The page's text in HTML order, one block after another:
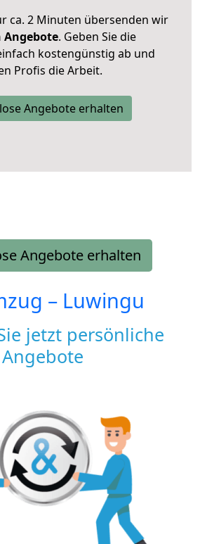
ca. 2 Minuten übersenden wir
Angebote. Geben Sie die
kostengünstig ab und
Profis die Arbeit.
Angebote erhalten
Angebote erhalten
– Luwingu
jetzt persönliche
Angebote